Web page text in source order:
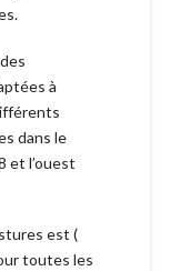
à
dans le
et l’ouest
est (
toutes les